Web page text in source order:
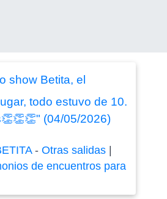
show Betita, el
todo estuvo de 10.
(04/05/2026)
- Otras salidas|
de encuentros para